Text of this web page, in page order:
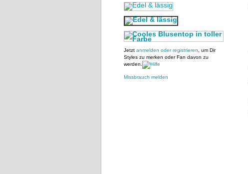
Jetzt anmelden oder registrieren , um Dir
Styles zu merken oder Fan davon zu
werden.
Missbrauch melden